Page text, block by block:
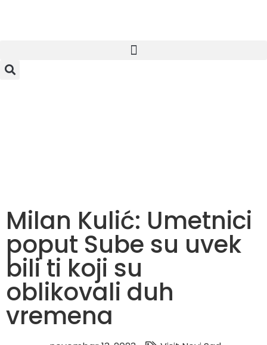
Milan Kulić: Umetnici
poput Sube su uvek
bili ti koji su
oblikovali duh
vremena